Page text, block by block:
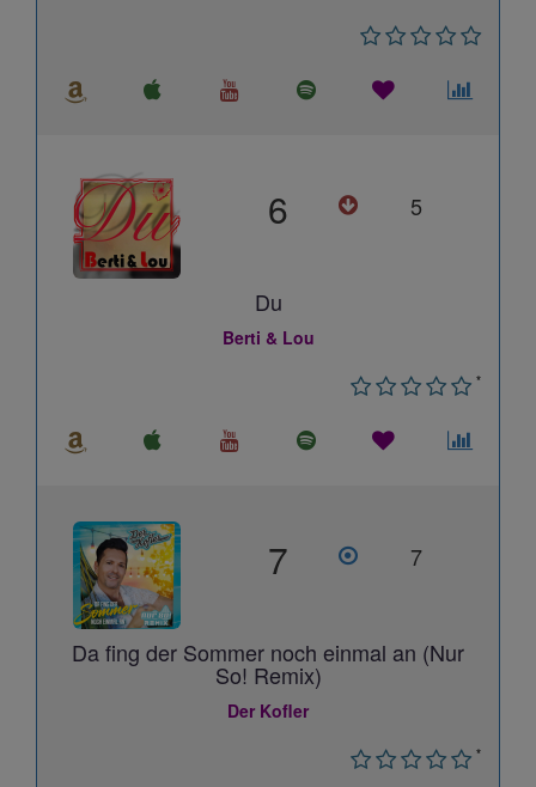
6 5
Du
Berti & Lou
*
7 7
Da fing der Sommer noch einmal an (Nur
So! Remix)
Der Kofler
*